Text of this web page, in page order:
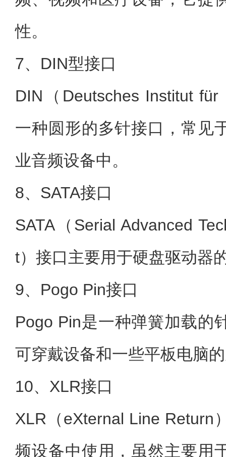
性。
7、DIN型接口
DIN（Deutsches Institut
一种圆形的多针接口，常见
业音频设备中。
8、SATA接口
SATA（Serial Advanced
t）接口主要用于硬盘驱动器
9、Pogo Pin接口
Pogo Pin是一种弹簧加载的
可穿戴设备和一些平板电脑
10、XLR接口
XLR（eXternal Line Return
频设备中使用，虽然主要用